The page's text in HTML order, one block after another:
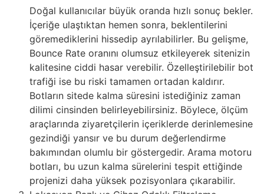
Doğal kullanıcılar büyük oranda hızlı sonuç bekler.
İçeriğe ulaştıktan hemen sonra, beklentilerini
göremediklerini hissedip ayrılabilirler. Bu gelişme,
Bounce Rate oranını olumsuz etkileyerek sitenizin
kalitesine ciddi hasar verebilir. Özelleştirilebilir bot
trafiği ise bu riski tamamen ortadan kaldırır.
Botların sitede kalma süresini istediğiniz zaman
dilimi cinsinden belirleyebilirsiniz. Böylece, ölçüm
araçlarında ziyaretçilerin içeriklerde derinlemesine
gezindiği yansır ve bu durum değerlendirme
bakımından olumlu bir göstergedir. Arama motoru
botları, bu uzun kalma sürelerini tespit ettiğinde
projenizi daha yüksek pozisyonlara çıkarabilir.